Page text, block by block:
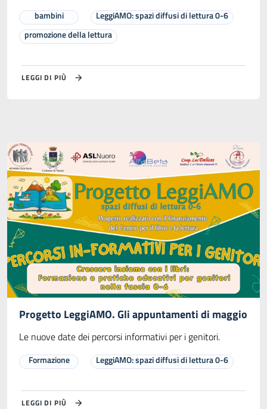
bambini
LeggiAMO: spazi diffusi di lettura 0-6
promozione della lettura
LEGGI DI PIÙ
Progetto LeggiAMO. Gli appuntamenti di maggio
Le nuove date dei percorsi informativi per i genitori.
Formazione LeggiAMO: spazi diffusi di lettura 0-6
LEGGI DI PIÙ